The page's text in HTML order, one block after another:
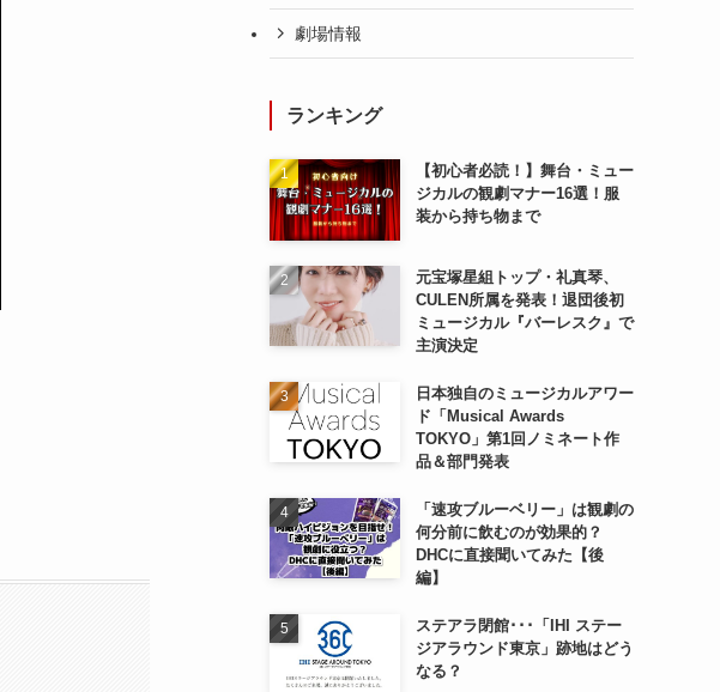
劇場情報
ランキング
【初心者必読！】舞台・ミュー
ジカルの観劇マナー16選！服
装から持ち物まで
元宝塚星組トップ・礼真琴、
CULEN所属を発表！退団後初
ミュージカル『バーレスク』で
主演決定
日本独自のミュージカルアワー
ド「Musical Awards
TOKYO」第1回ノミネート作
品＆部門発表
「速攻ブルーベリー」は観劇の
何分前に飲むのが効果的？
DHCに直接聞いてみた【後
編】
ステアラ閉館･･･「IHI ステー
ジアラウンド東京」跡地はどう
なる？